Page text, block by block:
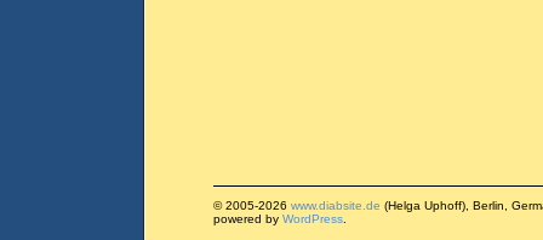
© 2005-2026 www.diabsite.de (Helga Uphoff), Berlin,
powered by WordPress.